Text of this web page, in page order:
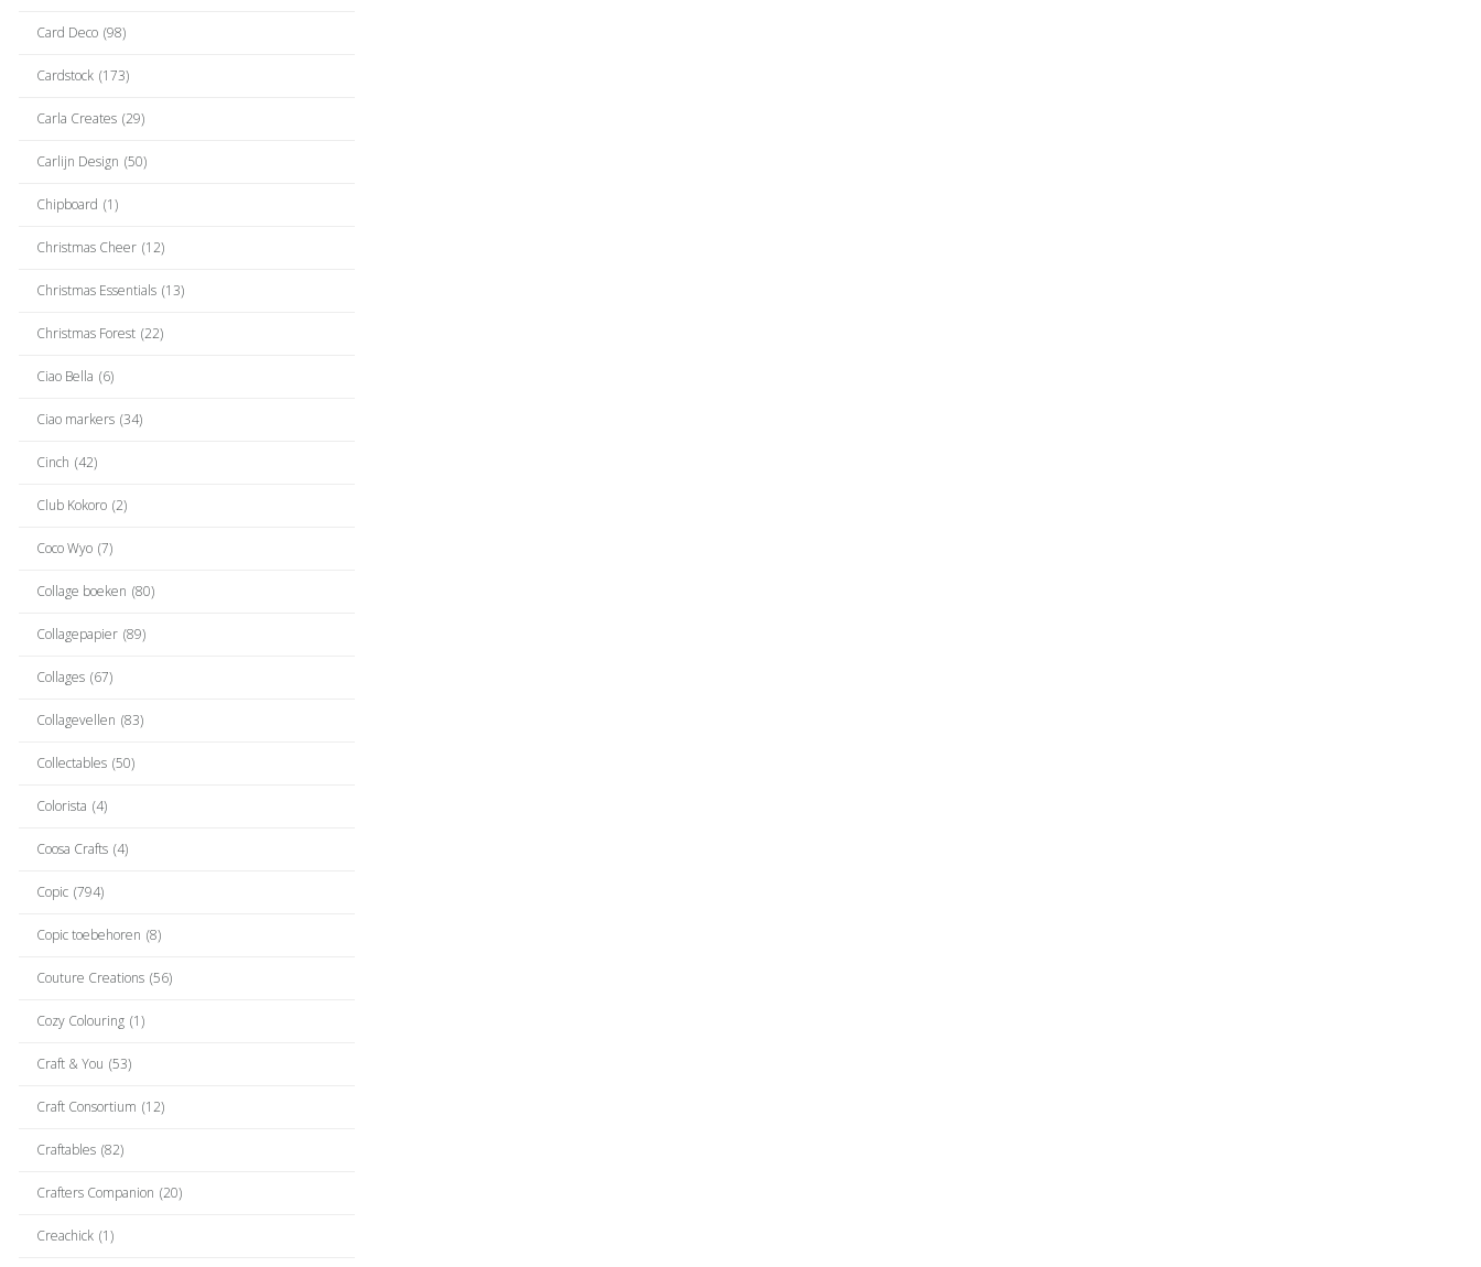
Card Deco (98)
Cardstock (173)
Carla Creates (29)
Carlijn Design (50)
Chipboard (1)
Christmas Cheer (12)
Christmas Essentials (13)
Christmas Forest (22)
Ciao Bella (6)
Ciao markers (34)
Cinch (42)
Club Kokoro (2)
Coco Wyo (7)
Collage boeken (80)
Collagepapier (89)
Collages (67)
Collagevellen (83)
Collectables (50)
Colorista (4)
Coosa Crafts (4)
Copic (794)
Copic toebehoren (8)
Couture Creations (56)
Cozy Colouring (1)
Craft & You (53)
Craft Consortium (12)
Craftables (82)
Crafters Companion (20)
Creachick (1)